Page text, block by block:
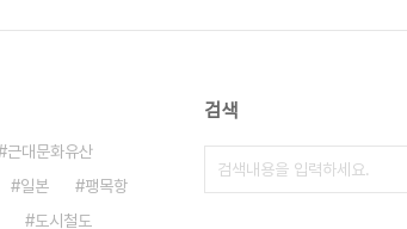
근대문화유산
일본
팽목항
도시철도
검색